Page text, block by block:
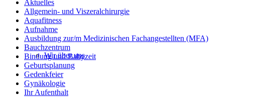
Wir über uns
Aktuelles
Allgemein- und Viszeralchirurgie
Aquafitness
Aufnahme
Ausbildung zur/m Medizinischen Fachangestellten (MFA)
Bauchzentrum
Bindung und Babyzeit
Geburtsplanung
Gedenkfeier
Gynäkologie
Ihr Aufenthalt